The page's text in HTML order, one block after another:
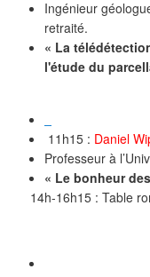
Ingénieur
retraité.
« La
l'étude du
11h15 : Daniel
Professeur à
« Le bonheur
14h-16h15 : Table